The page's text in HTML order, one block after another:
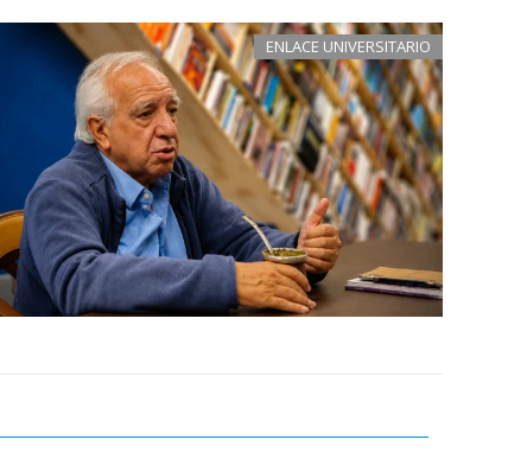
ENLACE UNIVERSITARIO